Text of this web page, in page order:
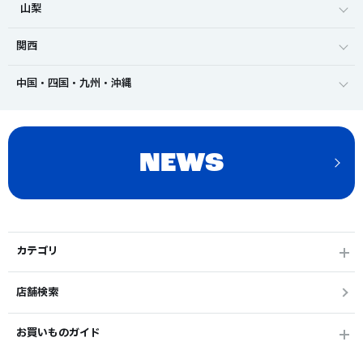
山梨
関西
中国・四国・九州・沖縄
NEWS
カテゴリ
店舗検索
お買いものガイド